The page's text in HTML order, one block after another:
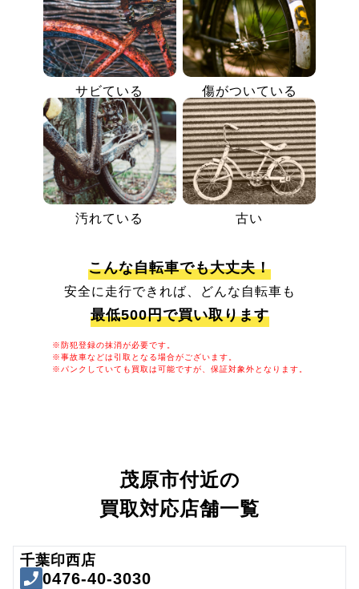
サビている 傷がついている
汚れている 古い
こんな自転車でも大丈夫！
安全に走行できれば、どんな自転車も
最低500円で買い取ります
※防犯登録の抹消が必要です。
※事故車などは引取となる場合がございます。
※パンクしていても買取は可能ですが、保証対象外となります。
茂原市付近の
買取対応店舗一覧
千葉印西店
0476-40-3030